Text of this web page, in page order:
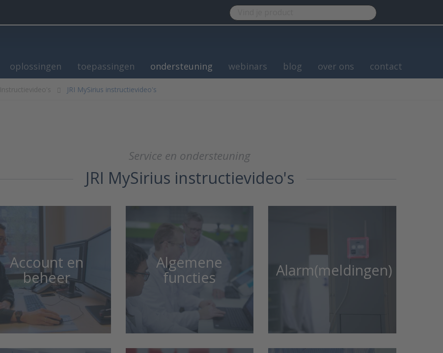
oplossingen toepassingen ondersteuning webinars blog over ons contact
Instructievideo's JRI MySirius instructievideo's
Service en ondersteuning
JRI MySirius instructievideo's
Account en
beheer
Algemene
functies Alarm(meldingen)